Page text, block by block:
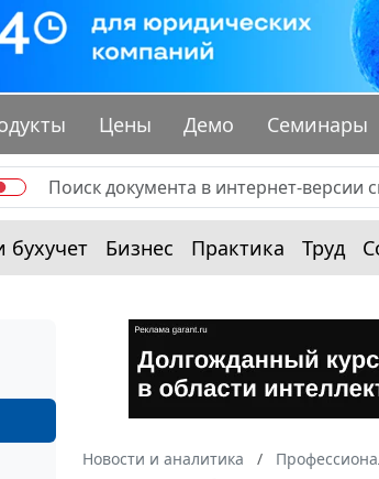
Цены Демо Семинары
бухучет Бизнес Практика Труд
Новости и аналитика